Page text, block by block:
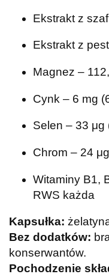
Ekstrakt z
Ekstrakt z
Magnez –
Cynk – 6 mg
Selen – 33 μg
Chrom – 24
Witaminy B1,
RWS każda
Kapsułka:
Bez dodatków:
konserwantów.
Pochodzenie